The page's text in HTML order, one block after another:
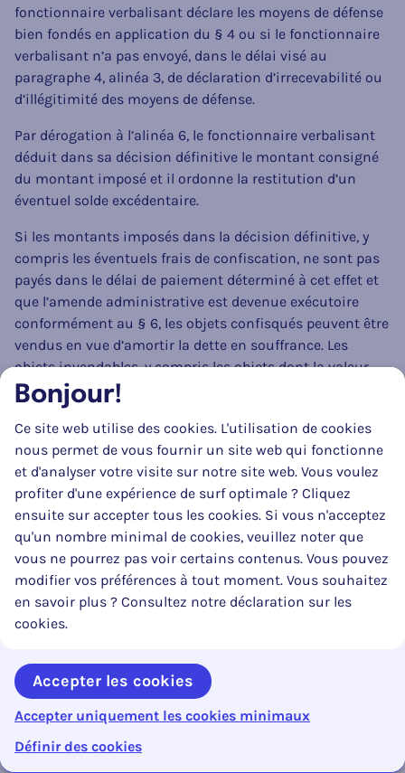
fonctionnaire verbalisant déclare les moyens de défense
bien fondés en application du § 4 ou si le fonctionnaire
verbalisant n’a pas envoyé, dans le délai visé au
paragraphe 4, alinéa 3, de déclaration d’irrecevabilité ou
d’illégitimité des moyens de défense.
Par dérogation à l’alinéa 6, le fonctionnaire verbalisant
déduit dans sa décision définitive le montant consigné
du montant imposé et il ordonne la restitution d’un
éventuel solde excédentaire.
Si les montants imposés dans la décision définitive, y
compris les éventuels frais de confiscation, ne sont pas
payés dans le délai de paiement déterminé à cet effet et
que l’amende administrative est devenue exécutoire
conformément au § 6, les objets confisqués peuvent être
vendus en vue d’amortir la dette en souffrance. Les
objets invendables, y compris les objets dont la valeur
n’excède pas les frais de vente escomptés, peuvent être
détruits aux frais du contrevenant.
Le Gouvernement flamand peut arrêter les modalités
relatives aux cas dans lesquels il peut être procédé à une
consignation et relatives au mode d’exécution de la
consignation. Le Gouvernement flamand peut autoriser
la commune à préciser la mise en oeuvre concrète de la
consignation.
Art. 11.La commune peut confier aux partenariats
intercommunaux, aux agences communales
autonomisées internes, aux régies communales
tâches suivantes, en partie ou entièrement :
1° la mise en oeuvre, y compris l’imposition et la
que visée àl’article 6,
Bonjour!
Ce site web utilise des cookies. L'utilisation de cookies
nous permet de vous fournir un site web qui fonctionne
et d'analyser votre visite sur notre site web. Vous voulez
profiter d'une expérience de surf optimale ? Cliquez
ensuite sur accepter tous les cookies. Si vous n'acceptez
qu'un nombre minimal de cookies, veuillez noter que
vous ne pourrez pas voir certains contenus. Vous pouvez
modifier vos préférences à tout moment. Vous souhaitez
en savoir plus ? Consultez notre déclaration sur les
cookies.
Accepter les cookies
Accepter uniquement les cookies minimaux
Définir des cookies